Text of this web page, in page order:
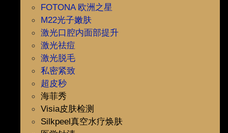
FOTONA 欧洲之星
M22光子嫩肤
激光口腔内面部提升
激光祛痘
激光脱毛
私密紧致
超皮秒
海菲秀
Visia皮肤检测
Silkpeel真空水疗焕肤